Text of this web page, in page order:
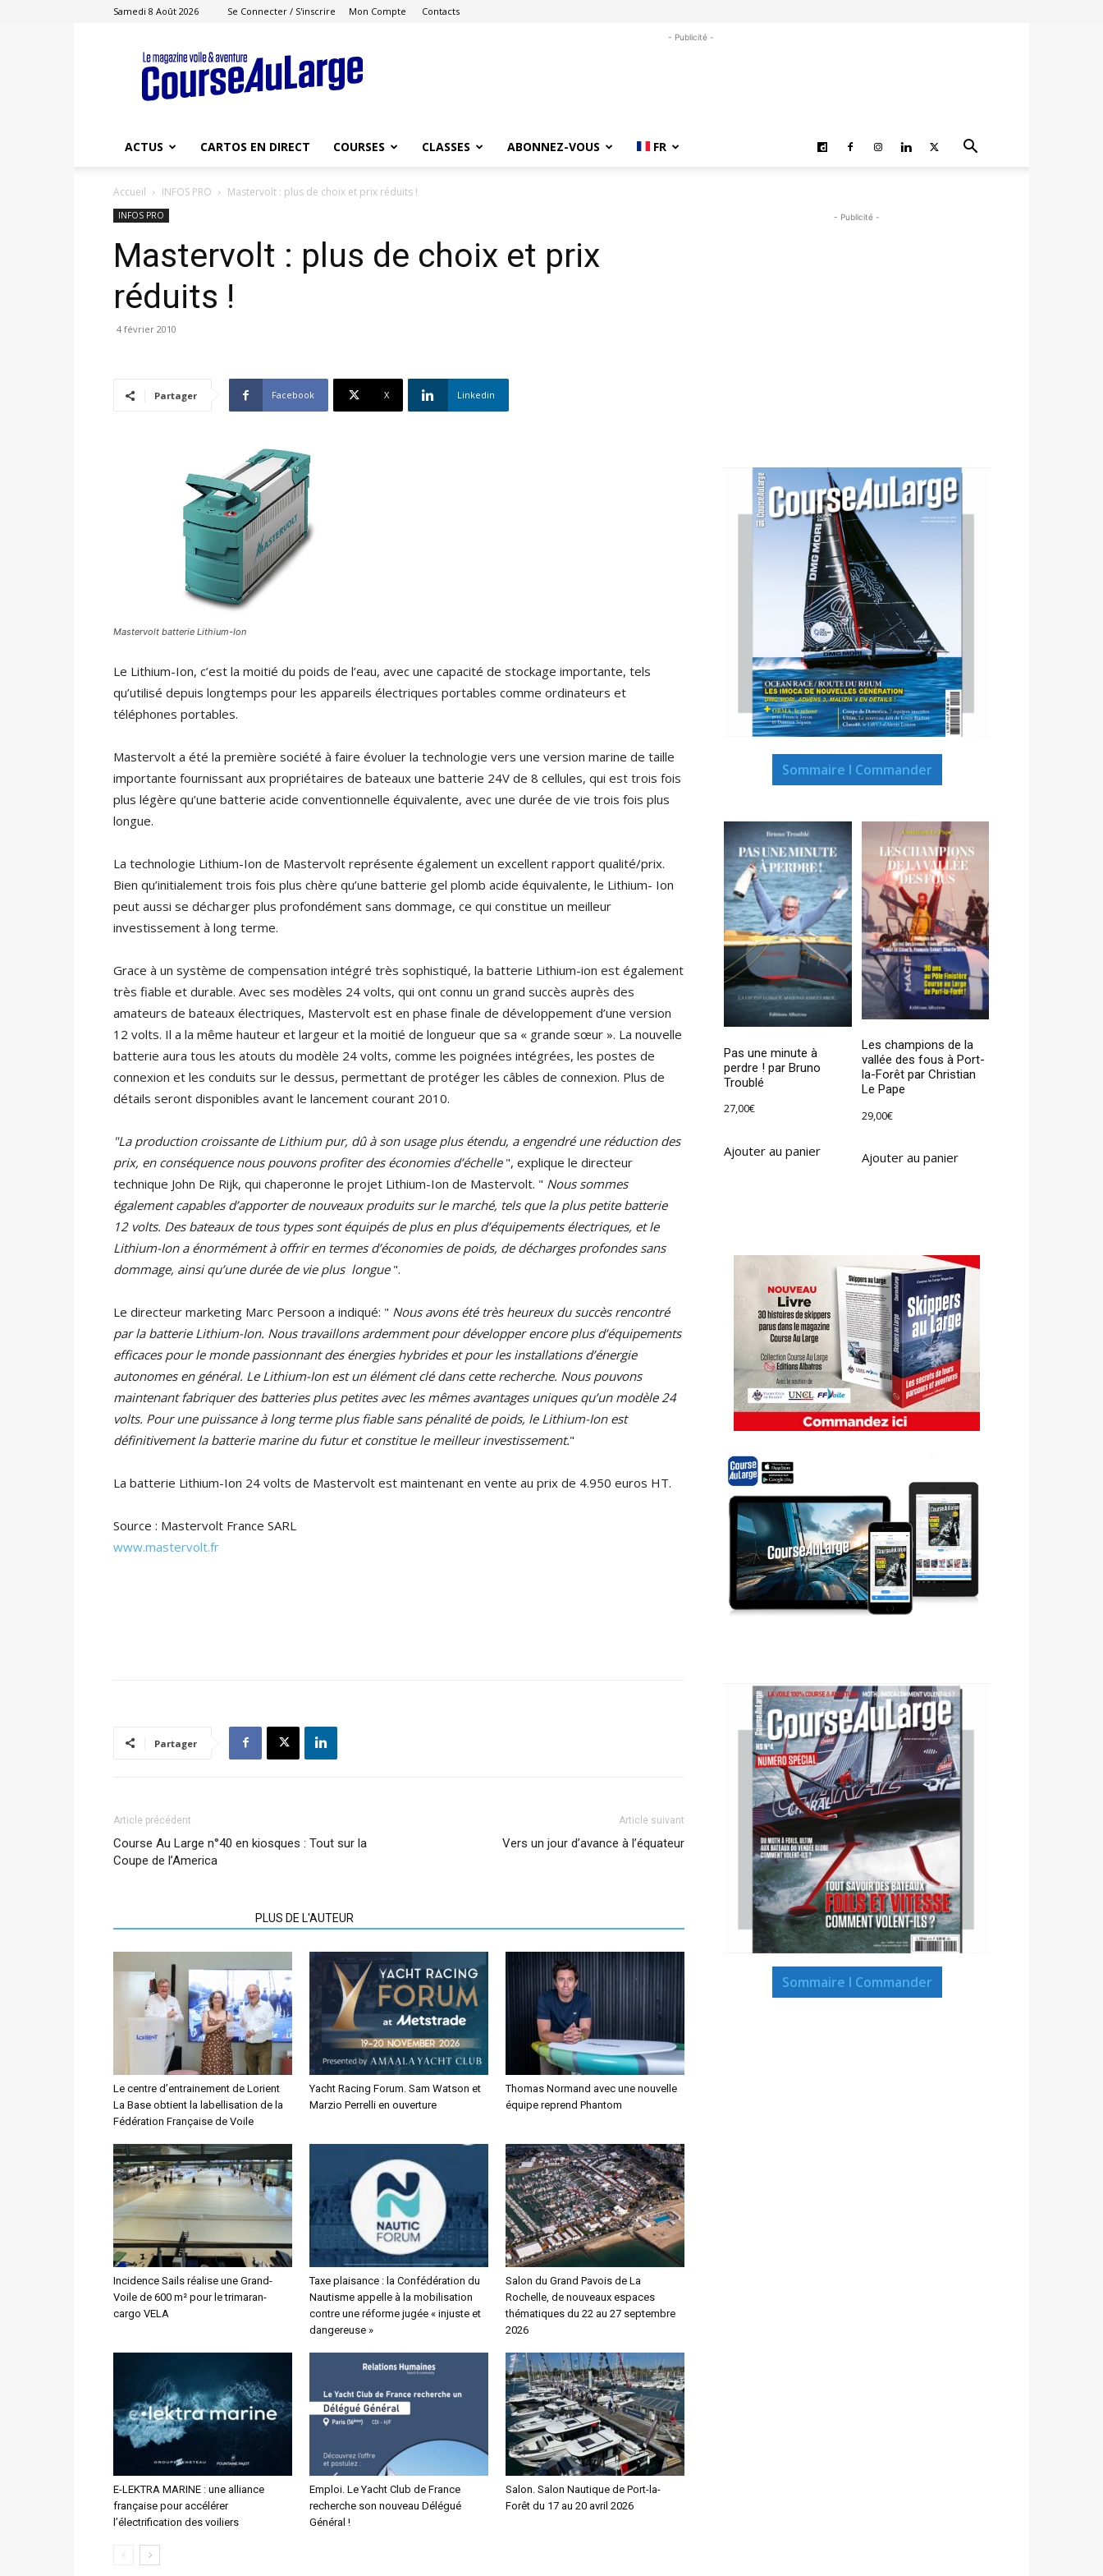
Samedi 8 Août 2026 Se Connecter / S'inscrire Mon Compte Contacts
Course
au
Large
- Publicité -
ACTUS CARTOS EN DIRECT COURSES CLASSES ABONNEZ-VOUS FR
Accueil INFOS PRO Mastervolt : plus de choix et prix réduits !
INFOS PRO
Mastervolt : plus de choix et prix
réduits !
4 février 2010
Partager Facebook X Linkedin
Mastervolt batterie Lithium-Ion
Le Lithium-Ion, c’est la moitié du poids de l’eau, avec une capacité de stockage importante, tels
qu’utilisé depuis longtemps pour les appareils électriques portables comme ordinateurs et
téléphones portables.
Mastervolt a été la première société à faire évoluer la technologie vers une version marine de taille
importante fournissant aux propriétaires de bateaux une batterie 24V de 8 cellules, qui est trois fois
plus légère qu’une batterie acide conventionnelle équivalente, avec une durée de vie trois fois plus
longue.
La technologie Lithium-Ion de Mastervolt représente également un excellent rapport qualité/prix.
Bien qu’initialement trois fois plus chère qu’une batterie gel plomb acide équivalente, le Lithium- Ion
peut aussi se décharger plus profondément sans dommage, ce qui constitue un meilleur
investissement à long terme.
Grace à un système de compensation intégré très sophistiqué, la batterie Lithium-ion est également
très fiable et durable. Avec ses modèles 24 volts, qui ont connu un grand succès auprès des
amateurs de bateaux électriques, Mastervolt est en phase finale de développement d’une version
12 volts. Il a la même hauteur et largeur et la moitié de longueur que sa « grande sœur ». La nouvelle
batterie aura tous les atouts du modèle 24 volts, comme les poignées intégrées, les postes de
connexion et les conduits sur le dessus, permettant de protéger les câbles de connexion. Plus de
détails seront disponibles avant le lancement courant 2010.
"La production croissante de Lithium pur, dû à son usage plus étendu, a engendré une réduction des
prix, en conséquence nous pouvons profiter des économies d’échelle ", explique le directeur
technique John De Rijk, qui chaperonne le projet Lithium-Ion de Mastervolt. " Nous sommes
également capables d’apporter de nouveaux produits sur le marché, tels que la plus petite batterie
12 volts. Des bateaux de tous types sont équipés de plus en plus d’équipements électriques, et le
Lithium-Ion a énormément à offrir en termes d’économies de poids, de décharges profondes sans
dommage, ainsi qu’une durée de vie plus longue ".
Le directeur marketing Marc Persoon a indiqué: " Nous avons été très heureux du succès rencontré
par la batterie Lithium-Ion. Nous travaillons ardemment pour développer encore plus d’équipements
efficaces pour le monde passionnant des énergies hybrides et pour les installations d’énergie
autonomes en général. Le Lithium-Ion est un élément clé dans cette recherche. Nous pouvons
maintenant fabriquer des batteries plus petites avec les mêmes avantages uniques qu’un modèle 24
volts. Pour une puissance à long terme plus fiable sans pénalité de poids, le Lithium-Ion est
définitivement la batterie marine du futur et constitue le meilleur investissement."
La batterie Lithium-Ion 24 volts de Mastervolt est maintenant en vente au prix de 4.950 euros HT.
Source : Mastervolt France SARL
www.mastervolt.fr
Partager
Article précédent
Course Au Large n°40 en kiosques : Tout sur la
Coupe de l’America
Article suivant
Vers un jour d’avance à l’équateur
PLUS DE L'AUTEUR
Le centre d’entrainement de Lorient
La Base obtient la labellisation de la
Fédération Française de Voile
Yacht Racing Forum. Sam Watson et
Marzio Perrelli en ouverture
Thomas Normand avec une nouvelle
équipe reprend Phantom
Incidence Sails réalise une Grand-
Voile de 600 m² pour le trimaran-
cargo VELA
Taxe plaisance : la Confédération du
Nautisme appelle à la mobilisation
contre une réforme jugée « injuste et
dangereuse »
Salon du Grand Pavois de La
Rochelle, de nouveaux espaces
thématiques du 22 au 27 septembre
2026
E-LEKTRA MARINE : une alliance
française pour accélérer
l’électrification des voiliers
Emploi. Le Yacht Club de France
recherche son nouveau Délégué
Général !
Salon. Salon Nautique de Port-la-
Forêt du 17 au 20 avril 2026
- Publicité -
Sommaire I Commander
Pas une minute à
perdre ! par Bruno
Troublé
27,00€
Ajouter au panier
Les champions de la
vallée des fous à Port-
la-Forêt par Christian
Le Pape
29,00€
Ajouter au panier
Sommaire I Commander